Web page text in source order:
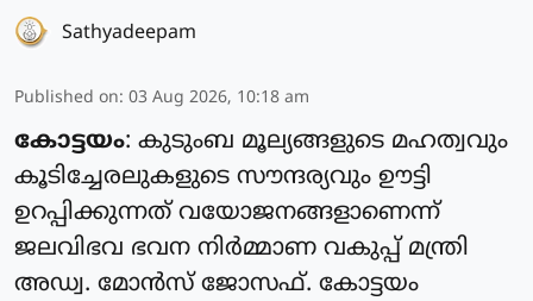
Sathyadeepam
Published on: 03 Aug 2026, 10:18 am
കോട്ടയം: കുടുംബ മൂല്യങ്ങളുടെ മഹത്വവും
കൂടിച്ചേരലുകളുടെ സൗന്ദര്യവും ഊട്ടി
ഉറപ്പിക്കുന്നത് വയോജനങ്ങളാണെന്ന്
ജലവിഭവ ഭവന നിര്‍മ്മാണ വകുപ്പ് മന്ത്രി
അഡ്വ. മോന്‍സ് ജോസഫ്. കോട്ടയം